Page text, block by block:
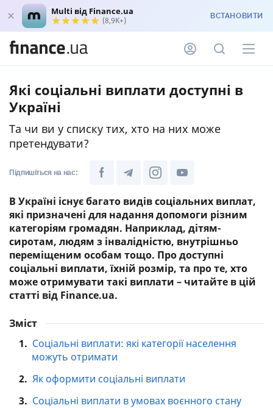
Multi від Finance.ua
(8,9K+) ВСТАНОВИТИ
Які соціальні виплати доступні в
Україні
Та чи ви у списку тих, хто на них може
претендувати?
Підпишіться на нас:
В Україні існує багато видів соціальних виплат,
які призначені для надання допомоги різним
категоріям громадян. Наприклад, дітям-
сиротам, людям з інвалідністю, внутрішньо
переміщеним особам тощо. Про доступні
соціальні виплати, їхній розмір, та про те, хто
може отримувати такі виплати – читайте в цій
статті від Finance.ua.
Зміст
1. Соціальні виплати: які категорії населення
можуть отримати
2. Як оформити соціальні виплати
3. Соціальні виплати в умовах воєнного стану